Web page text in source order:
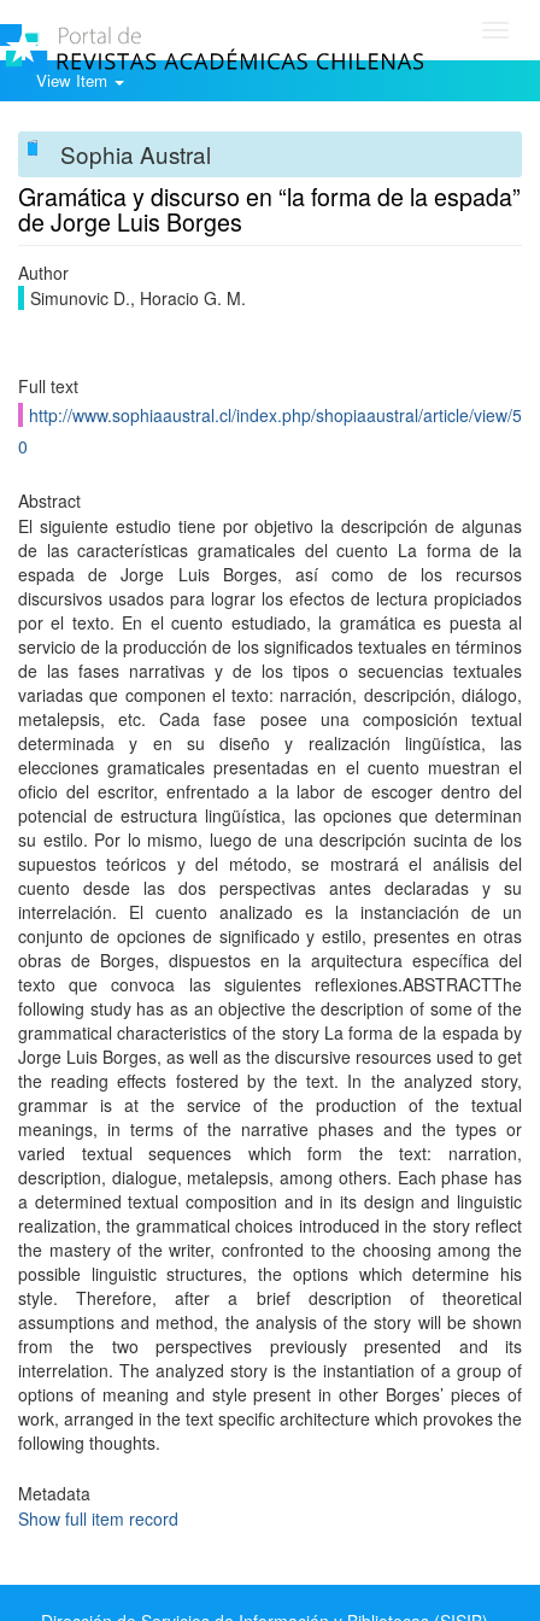
View Item
Sophia Austral
Gramática y discurso en “la forma de la espada”
de Jorge Luis Borges
Author
Simunovic D., Horacio G. M.
Full text
http://www.sophiaaustral.cl/index.php/shopiaaustral/article/view/5
0
Abstract
El siguiente estudio tiene por objetivo la descripción de algunas
de las características gramaticales del cuento La forma de la
espada de Jorge Luis Borges, así como de los recursos
discursivos usados para lograr los efectos de lectura propiciados
por el texto. En el cuento estudiado, la gramática es puesta al
servicio de la producción de los significados textuales en términos
de las fases narrativas y de los tipos o secuencias textuales
variadas que componen el texto: narración, descripción, diálogo,
metalepsis, etc. Cada fase posee una composición textual
determinada y en su diseño y realización lingüística, las
elecciones gramaticales presentadas en el cuento muestran el
oficio del escritor, enfrentado a la labor de escoger dentro del
potencial de estructura lingüística, las opciones que determinan
su estilo. Por lo mismo, luego de una descripción sucinta de los
supuestos teóricos y del método, se mostrará el análisis del
cuento desde las dos perspectivas antes declaradas y su
interrelación. El cuento analizado es la instanciación de un
conjunto de opciones de significado y estilo, presentes en otras
obras de Borges, dispuestos en la arquitectura específica del
texto que convoca las siguientes reflexiones.ABSTRACTThe
following study has as an objective the description of some of the
grammatical characteristics of the story La forma de la espada by
Jorge Luis Borges, as well as the discursive resources used to get
the reading effects fostered by the text. In the analyzed story,
grammar is at the service of the production of the textual
meanings, in terms of the narrative phases and the types or
varied textual sequences which form the text: narration,
description, dialogue, metalepsis, among others. Each phase has
a determined textual composition and in its design and linguistic
realization, the grammatical choices introduced in the story reflect
the mastery of the writer, confronted to the choosing among the
possible linguistic structures, the options which determine his
style. Therefore, after a brief description of theoretical
assumptions and method, the analysis of the story will be shown
from the two perspectives previously presented and its
interrelation. The analyzed story is the instantiation of a group of
options of meaning and style present in other Borges’ pieces of
work, arranged in the text specific architecture which provokes the
following thoughts.
Metadata
Show full item record